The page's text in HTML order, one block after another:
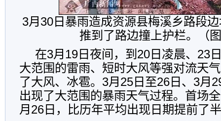
3月30日暴雨造成资源县梅溪乡路段
推到了路边撞上护栏。（
在3月19日夜间，到20日凌晨、23
大范围的雷雨、短时大风等强对流天
了大风、冰雹。3月25日至26日、3月
出现了大范围的暴雨天气过程。首场
月26日，比历年平均出现日期提前了